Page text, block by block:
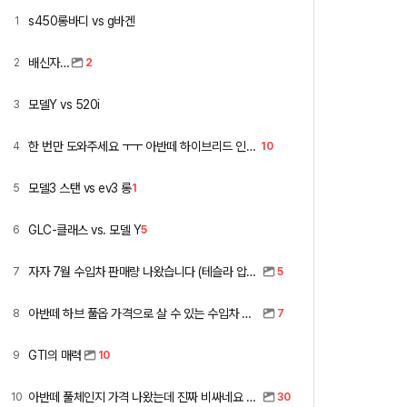
1 s450롱바디 vs g바겐
2 배신자… 2
3 모델Y vs 520i
4 한 번만 도와주세요 ㅜㅜ 아반떼 하이브리드 인스 vs 폭스바겐 골프 10
5 모델3 스탠 vs ev3 롱1
6 GLC-클래스 vs. 모델 Y5
7 자자 7월 수입차 판매량 나왔습니다 (테슬라 압도적) 5
8 아반떼 하브 풀옵 가격으로 살 수 있는 수입차 모아봤습니다 (중고 포함) 7
9 GTI의 매력 10
10 아반떼 풀체인지 가격 나왔는데 진짜 비싸네요 ㅎㅎ 30